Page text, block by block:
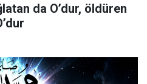
da O’dur, öldüren